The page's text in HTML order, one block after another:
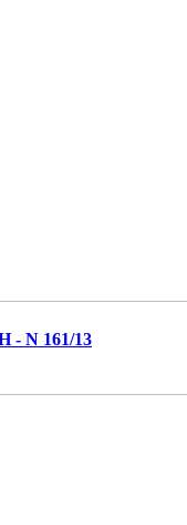
- N 161/13